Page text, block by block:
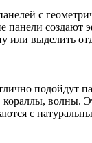
с
создают
выделить
подойдут
волны.
с